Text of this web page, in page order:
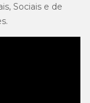
Sociais e de